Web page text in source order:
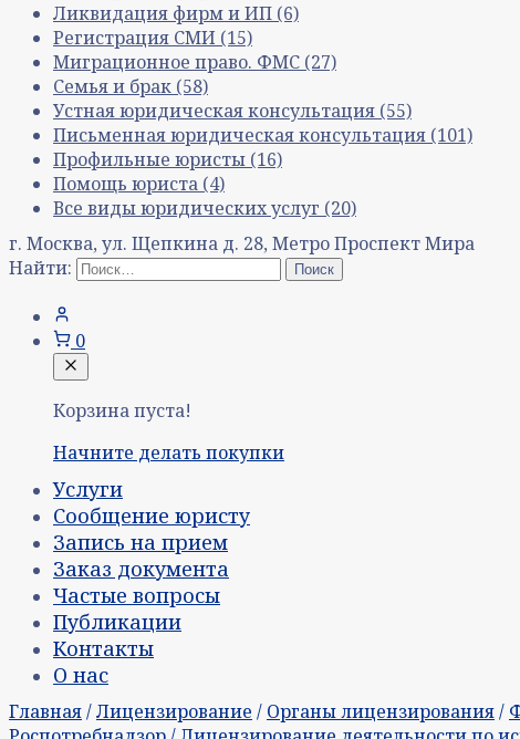
Ликвидация фирм и ИП (6)
Регистрация СМИ (15)
Миграционное право. ФМС (27)
Семья и брак (58)
Устная юридическая консультация (55)
Письменная юридическая консультация (101)
Профильные юристы (16)
Помощь юриста (4)
Все виды юридических услуг (20)
г. Москва, ул. Щепкина д. 28, Метро Проспект Мира
Найти:
0
Корзина пуста!
Начните делать покупки
Услуги
Сообщение юристу
Запись на прием
Заказ документа
Частые вопросы
Публикации
Контакты
О нас
Главная/Лицензирование / Органы лицензирования/